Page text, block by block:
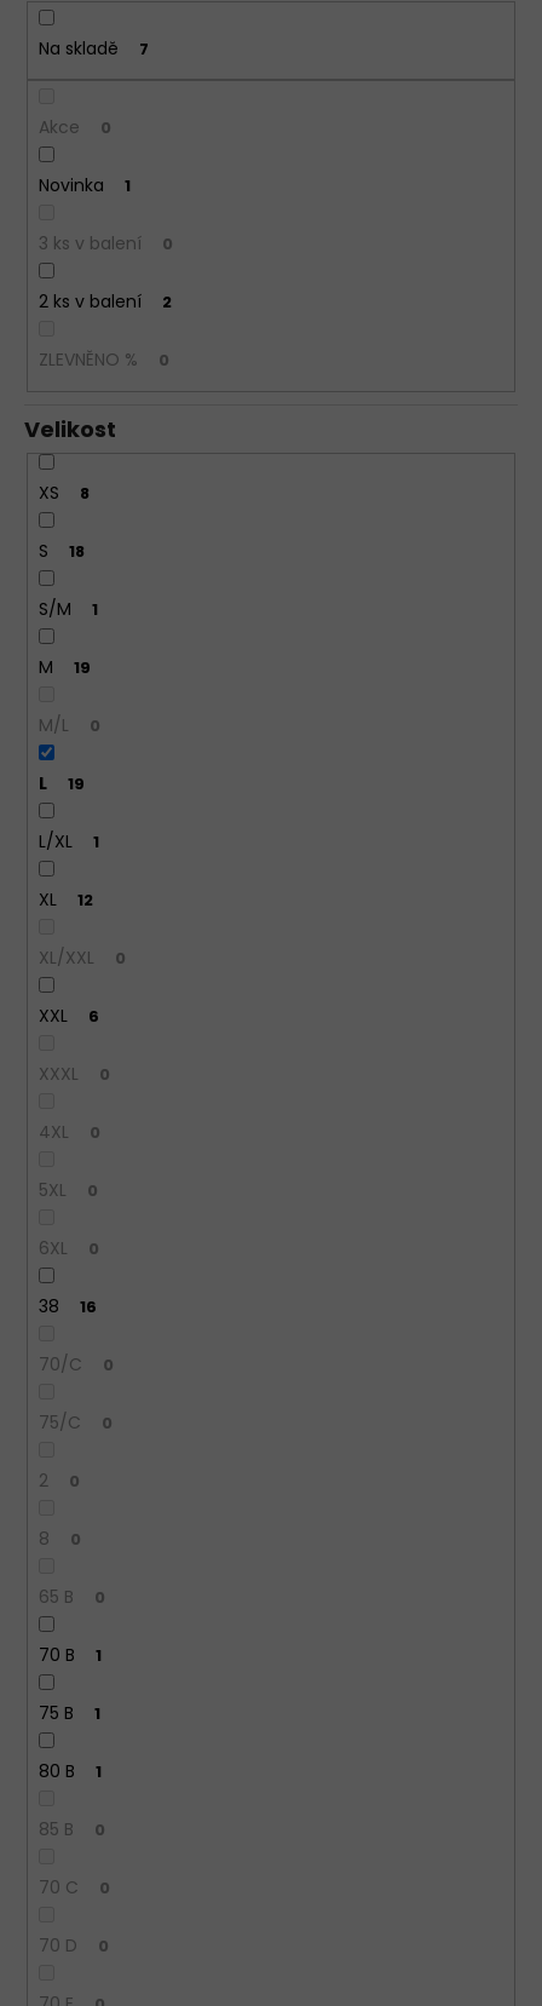
Na skladě 7
Akce 0
Novinka 1
3 ks v balení 0
2 ks v balení 2
ZLEVNĚNO % 0
Velikost
XS 8
S 18
S/M 1
M 19
M/L 0
L 19
L/XL 1
XL 12
XL/XXL 0
XXL 6
XXXL 0
4XL 0
5XL 0
6XL 0
38 16
70/C 0
75/C 0
2 0
8 0
65 B 0
70 B 1
75 B 1
80 B 1
85 B 0
70 C 0
70 D 0